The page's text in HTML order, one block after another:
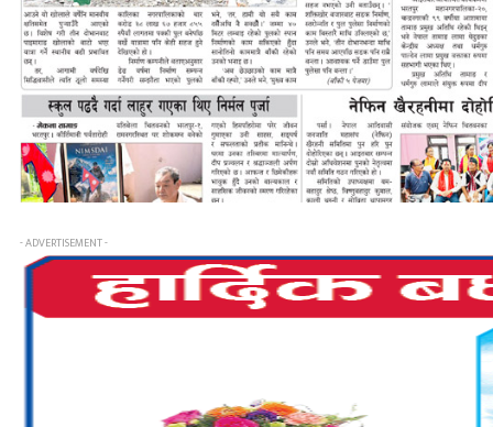
- ADVERTISEMENT -